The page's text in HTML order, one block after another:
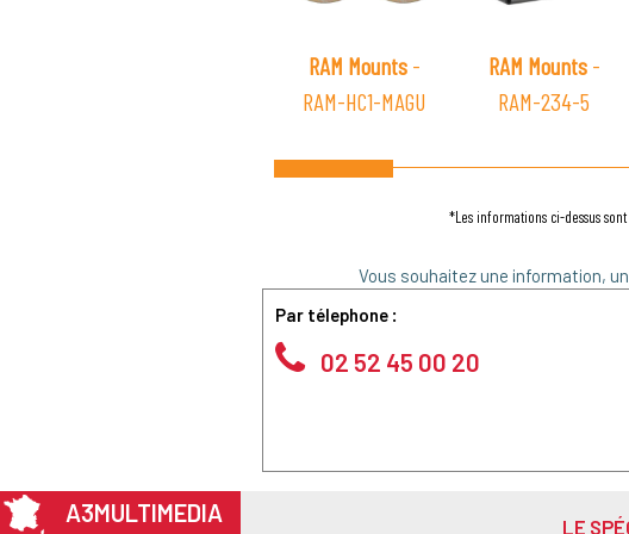
RAM Mounts-
RAM-HC1-MAGU
RAM Mounts-
RAM-234-5
*Les informations ci-dessus
Vous souhaitez une information,
Par télephone :
02 52 45 00 20
A3MULTIMEDIA LE